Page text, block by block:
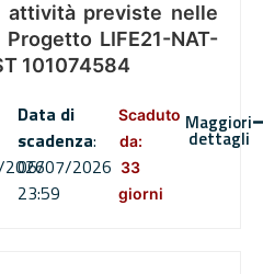
attività previste nelle
LIFE21-NAT-
101074584
Data di
scadenza:
06/07/2026
23:59
Scaduto
da:
33
giorni
Maggiori
dettagli